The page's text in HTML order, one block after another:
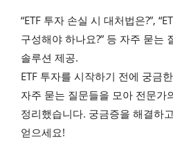
“ETF 투자 손실 시 대처법은?”,
구성해야 하나요?” 등 자주 묻는
솔루션 제공.
ETF 투자를 시작하기 전에 궁금
자주 묻는 질문들을 모아 전문가
정리했습니다. 궁금증을 해결하
얻으세요!